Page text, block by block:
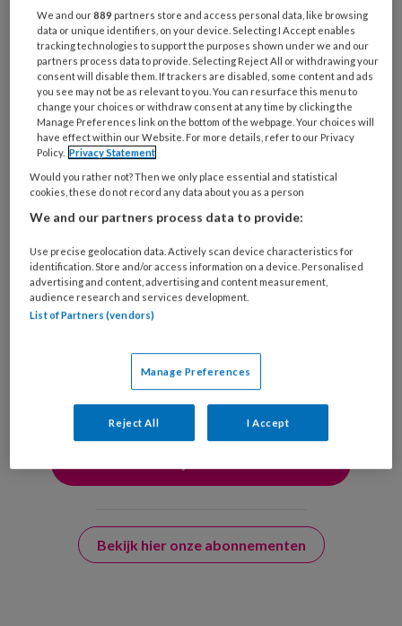
welke
organisatie
werk
je?
Untitled
Ontvang 2x per week de
KinderopvangTotaal nieuwsbrief
Ontvang iedere zondag het
Management Kinderopvang
Weekoverzicht
Ja, ik geef toestemming voor e-mails
van KinderopvangTotaal en
Springer Media B.V.
?
uw profiel in overeenstemming met onsprivacy statement
Bekijk hier onze abonnementen
We and our889 partners store and access personal data, like browsing
data or unique identifiers, on your device. Selecting I Accept enables
tracking technologies to support the purposes shown under we and our
partners process data to provide. Selecting Reject All or withdrawing your
consent will disable them. If trackers are disabled, some content and ads
you see may not be as relevant to you. You can resurface this menu to
change your choices or withdraw consent at any time by clicking the
Manage Preferences link on the bottom of the webpage. Your choices will
have effect within our Website. For more details, refer to our Privacy
Policy. Privacy Statement
Would you rather not? Then we only place essential and statistical
cookies, these do not record any data about you as a person
We and our partners process data to provide:
Use precise geolocation data. Actively scan device characteristics for
identification. Store and/or access information on a device. Personalised
advertising and content, advertising and content measurement,
audience research and services development.
List of Partners (vendors)
Manage Preferences
Reject All I Accept